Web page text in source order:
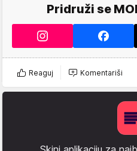
Pridruži se
Reaguj Komentariši